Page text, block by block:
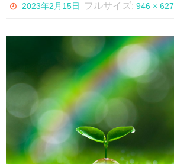
2023年2月15日 フルサイズ:946 × 627